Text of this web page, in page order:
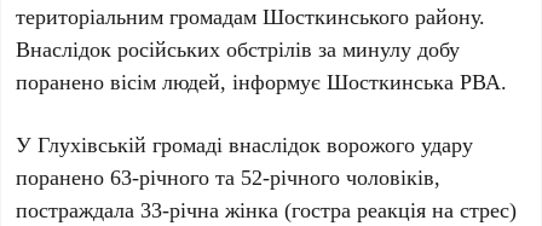
територіальним громадам Шосткинського району.
Внаслідок російських обстрілів за минулу добу
поранено вісім людей, інформує Шосткинська РВА.
УГлухівській громадівнаслідок ворожого удару
поранено 63-річного та 52-річного чоловіків,
постраждала 33-річна жінка (гостра реакція на стрес)